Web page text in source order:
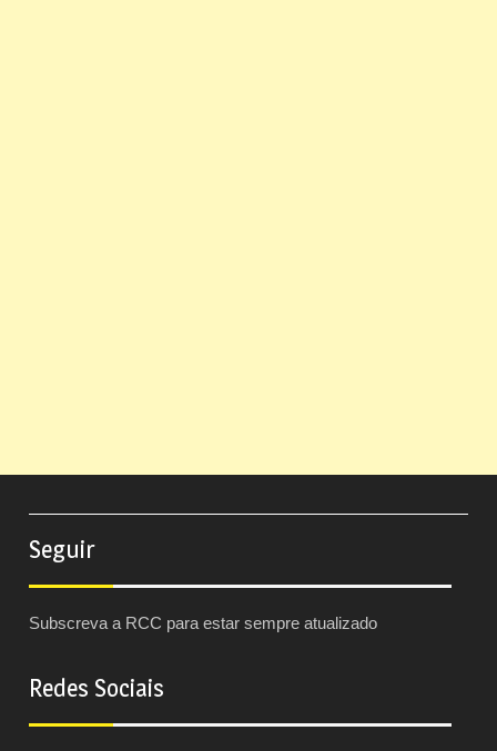
Seguir
Subscreva a RCC para estar sempre atualizado
Redes Sociais